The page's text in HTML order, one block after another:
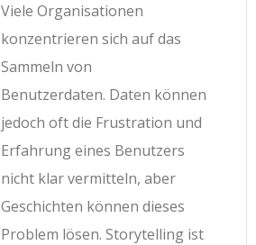
Viele Organisationen
konzentrieren sich auf das
Sammeln von
Benutzerdaten. Daten können
jedoch oft die Frustration und
Erfahrung eines Benutzers
nicht klar vermitteln, aber
Geschichten können dieses
Problem lösen. Storytelling ist